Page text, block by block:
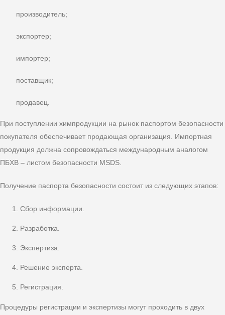
производитель;
экспортер;
импортер;
поставщик;
продавец.
При поступлении химпродукции на рынок паспортом безопасности
покупателя обеспечивает продающая организация. Импортная
продукция должна сопровождаться международным аналогом
ПБХВ – листом безопасности MSDS.
Получение паспорта безопасности состоит из следующих этапов:
Сбор информации.
Разработка.
Экспертиза.
Решение эксперта.
Регистрация.
Процедуры регистрации и экспертизы могут проходить в двух